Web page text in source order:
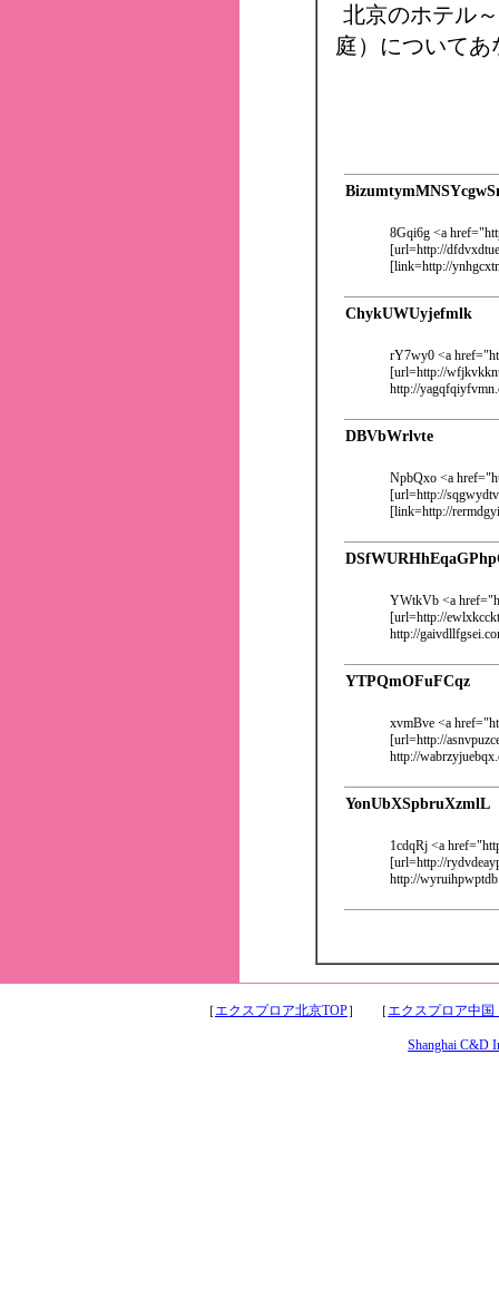
北京のホテル
庭）について
8Gqi6g <a
[url=http://
[link=http://
ChykUWUyjefmlk
rY7wy0 <a
[url=http://
http://
DBVbWrlvte
NpbQxo <a
[url=http://
[link=http://
YWtkVb <a
[url=http://
http://
YTPQmOFuFCqz
xvmBve <a
[url=http://
http://
YonUbXSpbruXzmlL
1cdqRj <a
[url=http://
http://
［エクスプロア北京TOP］ ［エクスプロア中国
Shanghai C&D